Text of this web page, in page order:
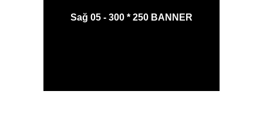
Sağ 05 - 300 * 250 BANNER